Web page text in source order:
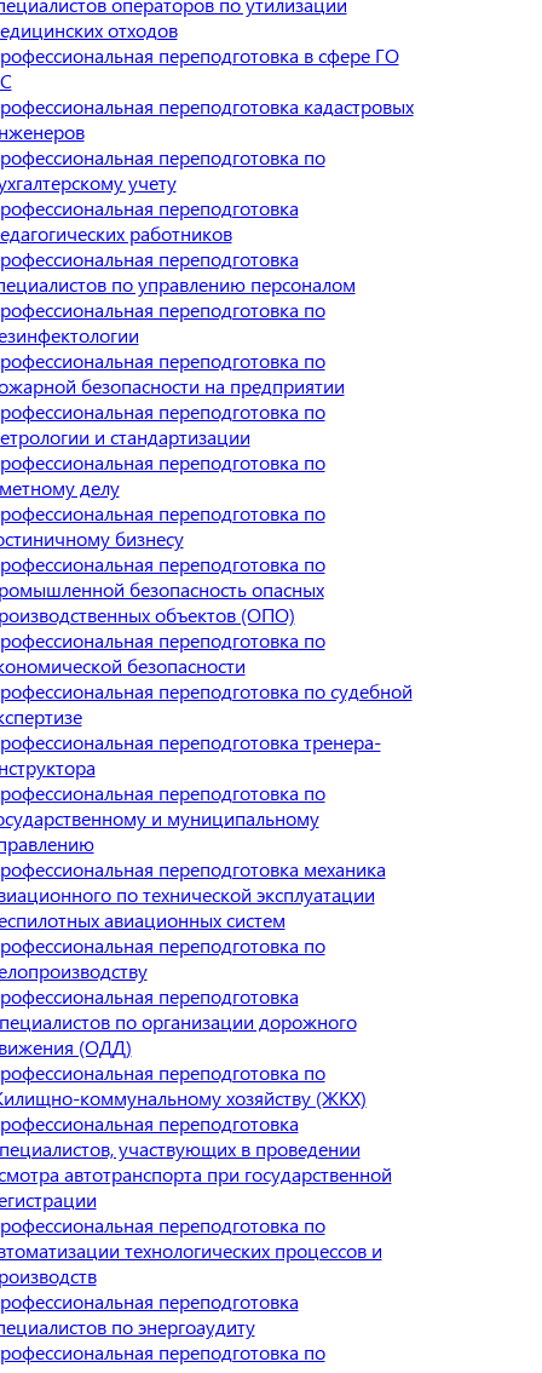
отходов
переподготовка в сфере ГО
переподготовка кадастровых
переподготовка по
учету
переподготовка
работников
переподготовка
по управлению персоналом
переподготовка по
переподготовка по
безопасности на предприятии
переподготовка по
и стандартизации
переподготовка по
делу
переподготовка по
бизнесу
переподготовка по
безопасность опасных
объектов (ОПО)
переподготовка по
безопасности
переподготовка по судебной
переподготовка тренера-
переподготовка по
и муниципальному
переподготовка механика
по технической эксплуатации
авиационных систем
переподготовка по
переподготовка
по организации дорожного
(ОДД)
переподготовка по
коммунальному хозяйству (ЖКХ)
переподготовка
участвующих в проведении
автотранспорта при государственной
переподготовка по
технологических процессов и
переподготовка
по энергоаудиту
переподготовка по